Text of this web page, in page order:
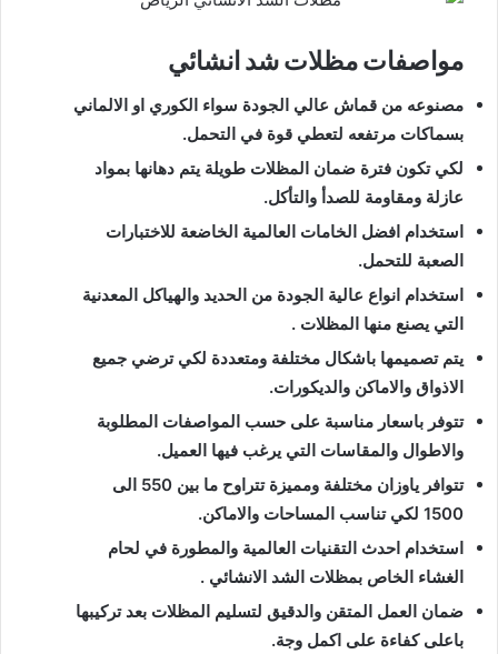
مواصفات مظلات شد انشائي
مصنوعه من قماش عالي الجودة سواء الكوري او الالماني
بسماكات مرتفعه لتعطي قوة في التحمل.
لكي تكون فترة ضمان المظلات طويلة يتم دهانها بمواد
عازلة ومقاومة للصدأ والتأكل.
استخدام افضل الخامات العالمية الخاضعة للاختبارات
الصعبة للتحمل.
استخدام انواع عالية الجودة من الحديد والهياكل المعدنية
التي يصنع منها المظلات .
يتم تصميمها باشكال مختلفة ومتعددة لكي ترضي جميع
الاذواق والاماكن والديكورات.
تتوفر باسعار مناسبة على حسب المواصفات المطلوبة
والاطوال والمقاسات التي يرغب فيها العميل.
تتوافر ياوزان مختلفة ومميزة تتراوح ما بين 550 الى
1500 لكي تناسب المساحات والاماكن.
استخدام احدث التقنيات العالمية والمطورة في لحام
الغشاء الخاص بمظلات الشد الانشائي .
ضمان العمل المتقن والدقيق لتسليم المظلات بعد تركيبها
باعلى كفاءة على اكمل وجة.